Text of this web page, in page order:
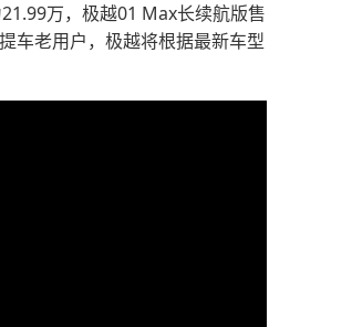
万，极越01 Max长续航版售
车老用户，极越将根据最新车型